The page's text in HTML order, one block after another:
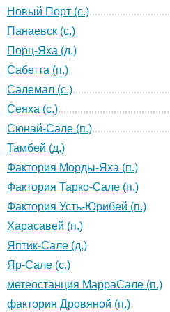
Новый Порт (с.)
Панаевск (с.)
Порц-Яха (д.)
Сабетта (п.)
Салемал (с.)
Сеяха (с.)
Сюнай-Сале (п.)
Тамбей (д.)
Фактория Морды-Яха (п.)
Фактория Тарко-Сале (п.)
Фактория Усть-Юрибей (п.)
Харасавей (п.)
Яптик-Сале (д.)
Яр-Сале (с.)
метеостанция МарраСале (п.)
фактория Дровяной (п.)